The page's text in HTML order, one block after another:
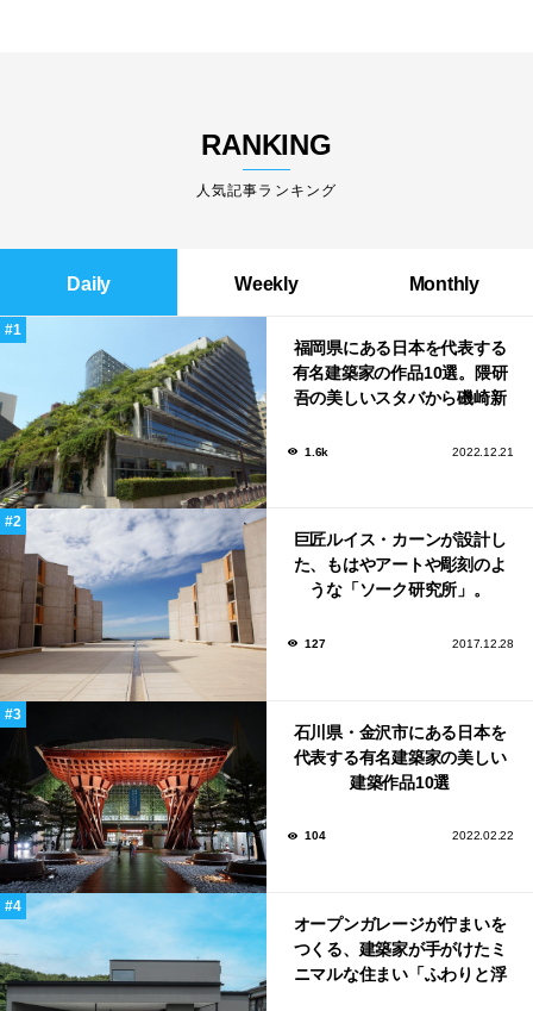
RANKING
人気記事ランキング
Daily Weekly Monthly
福岡県にある日本を代表する
有名建築家の作品10選。隈研
吾の美しいスタバから磯崎新
1.6k 2022.12.21
巨匠ルイス・カーンが設計し
た、もはやアートや彫刻のよ
うな「ソーク研究所」。
127 2017.12.28
石川県・金沢市にある日本を
代表する有名建築家の美しい
建築作品10選
104 2022.02.22
オープンガレージが佇まいを
つくる、建築家が手がけたミ
ニマルな住まい「ふわりと浮